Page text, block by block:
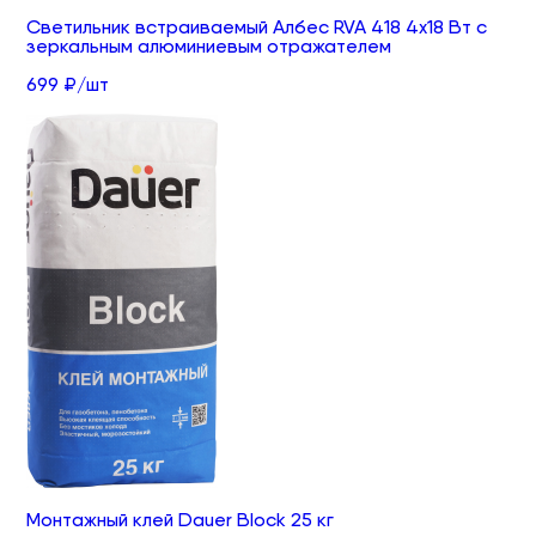
Светильник встраиваемый Албес RVA 418 4х18 Вт с
зеркальным алюминиевым отражателем
699 ₽/шт
Монтажный клей Dauer Block 25 кг